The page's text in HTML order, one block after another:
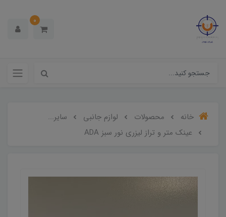
0
خانه محصولات لوازم جانبی
سایر...
عینک متر و تراز لیزری نور سبز ADA